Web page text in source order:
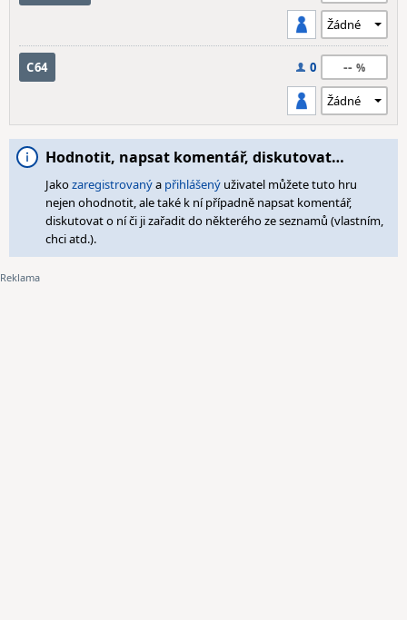
C64 0 --
Hodnotit, napsat komentář, diskutovat…
Jakozaregistrovanýa přihlášený uživatel můžete tuto hru
nejen ohodnotit, ale také k ní případně napsat komentář,
diskutovat o ní či ji zařadit do některého ze seznamů (vlastním,
chci atd.).